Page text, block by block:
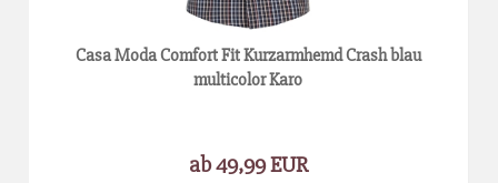
Casa Moda Comfort Fit Kurzarmhemd Crash blau
multicolor Karo
ab 49,99 EUR